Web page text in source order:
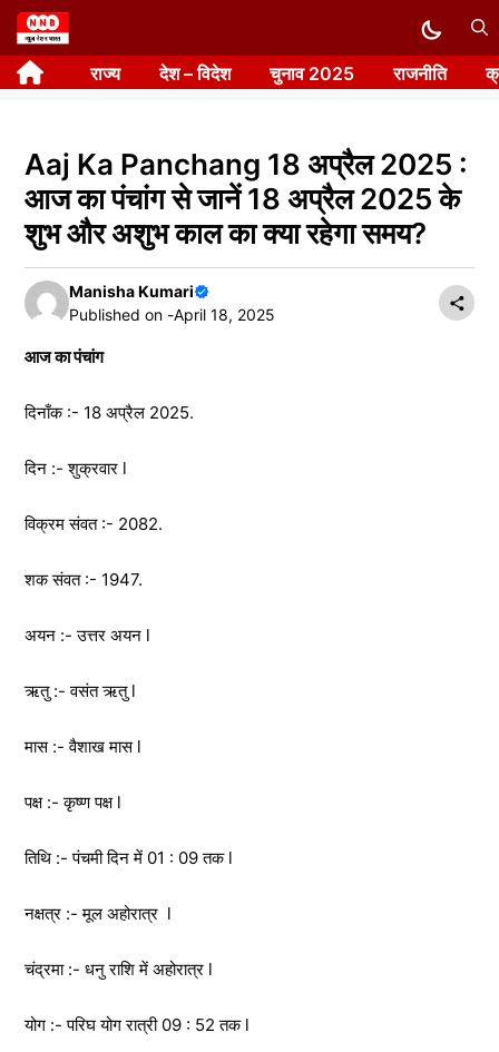
Skip
to
content राज्य देश – विदेश चुनाव 2025 राजनीति
Aaj Ka Panchang 18 अप्रैल 2025 :
आज का पंचांग से जानें 18 अप्रैल 2025 के
शुभ और अशुभ काल का क्या रहेगा समय?
Manisha Kumari
Published on -April 18, 2025
आज का पंचांग
दिनाँक :- 18 अप्रैल 2025.
दिन :- शुक्रवार l
विक्रम संवत :- 2082.
शक संवत :- 1947.
अयन :- उत्तर अयन l
ऋतु :- वसंत ऋतु l
मास :- वैशाख मास l
पक्ष :- कृष्ण पक्ष l
तिथि :- पंचमी दिन में 01 : 09 तक l
नक्षत्र :- मूल अहोरात्र l
चंद्रमा :- धनु राशि में अहोरात्र l
योग :- परिघ योग रात्री 09 : 52 तक l